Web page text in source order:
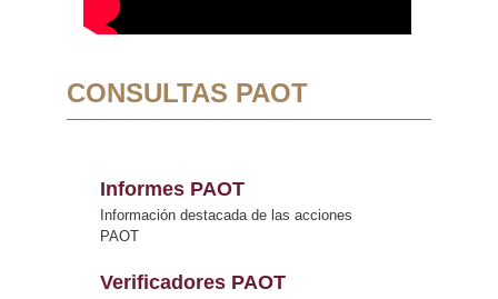
CONSULTAS PAOT
Informes PAOT
Información destacada de las acciones
PAOT
Verificadores PAOT